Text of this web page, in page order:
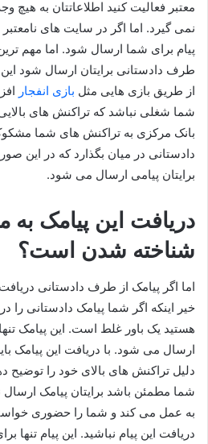
معتبر فعالیت کنید اطلاعاتتان به هیچ
نمی گیرد. اما اگر در سایت های
پیام برای شما ارسال شود. اما مهم ترین
طرف دادستانی برایتان ارسال شود
از طریق بازی هایی مثل بازی انفجار
شما شغلی نباشد که تراکنش های
بانک مرکزی به تراکنش های شما
دادستانی در میان بگذارد که در این
برایتان پیامی ارسال می شود.
دریافت این پیامک به
شناخته شدن است؟
اما اگر پیامک از طرف دادستانی
خیر اینکه اگر شما پیامک دادستانی را
هستید یک باور غلط است. این پیامک
ارسال می شود. با دریافت این پیامک
دلیل تراکنش های بالای خود را توضیح
شما مطمئن باشد برایتان پیامک
به عمل می کند و شما را حضوری
دریافت این پیام نباشید. این پیام تنها